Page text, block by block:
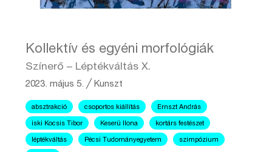
Kollektív és egyéni morfológiák
Színerő – Léptékváltás X.
2023. május 5. ╱ Kunszt
absztrakció csoportos kiállítás Ernszt András
iski Kocsis Tibor Keserü Ilona kortárs festészet
léptékváltás Pécsi Tudományegyetem szimpózium